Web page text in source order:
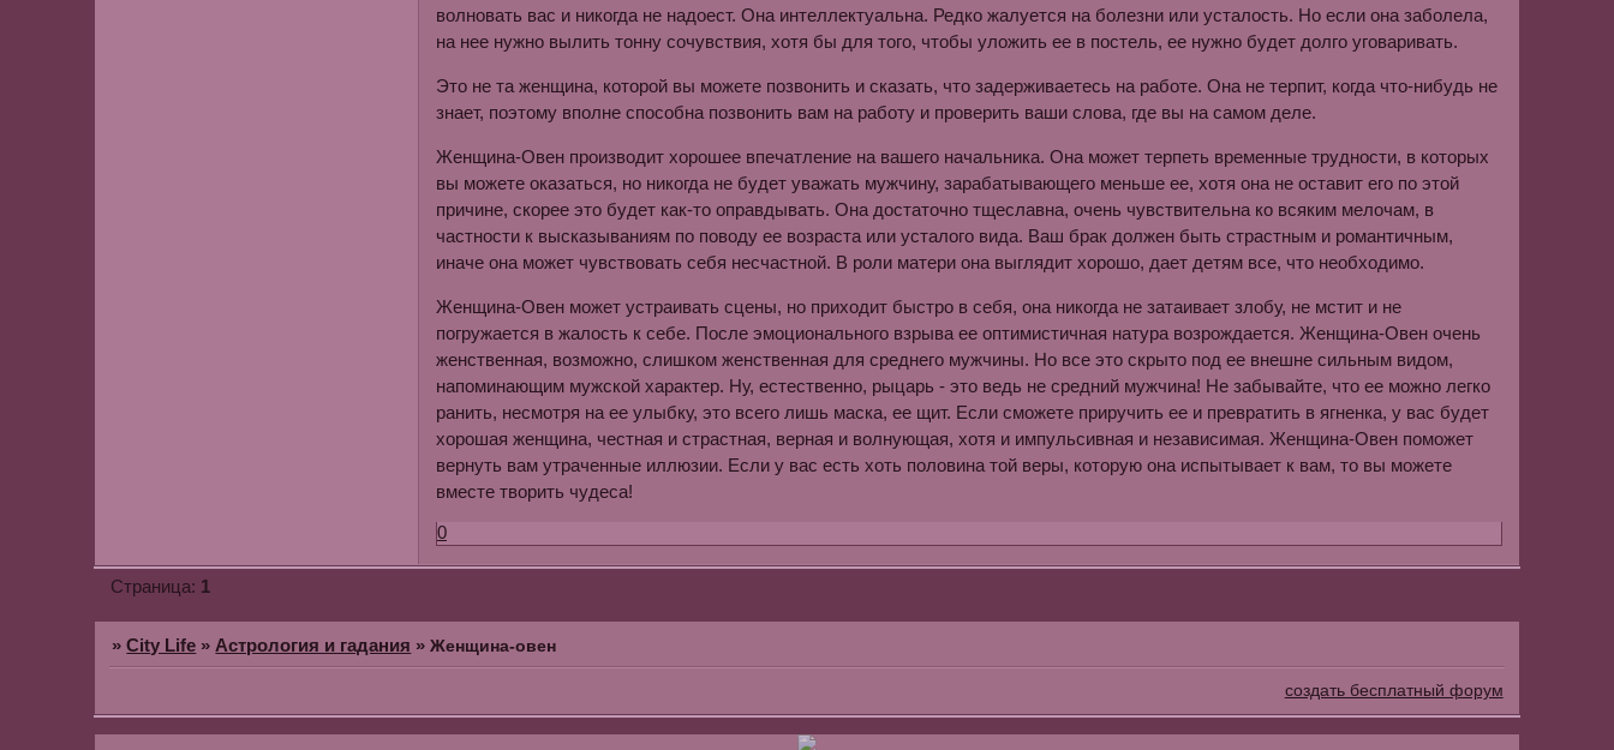
волновать вас и никогда не надоест. Она интеллектуальна. Редко жалуется на болезни или усталость. Но если она заболела,
на нее нужно вылить тонну сочувствия, хотя бы для того, чтобы уложить ее в постель, ее нужно будет долго уговаривать.
Это не та женщина, которой вы можете позвонить и сказать, что задерживаетесь на работе. Она не терпит, когда что-нибудь не
знает, поэтому вполне способна позвонить вам на работу и проверить ваши слова, где вы на самом деле.
Женщина-Овен производит хорошее впечатление на вашего начальника. Она может терпеть временные трудности, в которых
вы можете оказаться, но никогда не будет уважать мужчину, зарабатывающего меньше ее, хотя она не оставит его по этой
причине, скорее это будет как-то оправдывать. Она достаточно тщеславна, очень чувствительна ко всяким мелочам, в
частности к высказываниям по поводу ее возраста или усталого вида. Ваш брак должен быть страстным и романтичным,
иначе она может чувствовать себя несчастной. В роли матери она выглядит хорошо, дает детям все, что необходимо.
Женщина-Овен может устраивать сцены, но приходит быстро в себя, она никогда не затаивает злобу, не мстит и не
погружается в жалость к себе. После эмоционального взрыва ее оптимистичная натура возрождается. Женщина-Овен очень
женственная, возможно, слишком женственная для среднего мужчины. Но все это скрыто под ее внешне сильным видом,
напоминающим мужской характер. Ну, естественно, рыцарь - это ведь не средний мужчина! Не забывайте, что ее можно легко
ранить, несмотря на ее улыбку, это всего лишь маска, ее щит. Если сможете приручить ее и превратить в ягненка, у вас будет
хорошая женщина, честная и страстная, верная и волнующая, хотя и импульсивная и независимая. Женщина-Овен поможет
вернуть вам утраченные иллюзии. Если у вас есть хоть половина той веры, которую она испытывает к вам, то вы можете
вместе творить чудеса!
0
Страница: 1
»City Life » Астрология и гадания »Женщина-овен
создать бесплатный форум